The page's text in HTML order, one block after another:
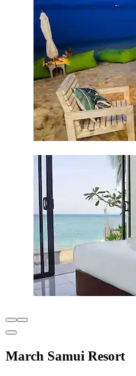
March Samui Resort